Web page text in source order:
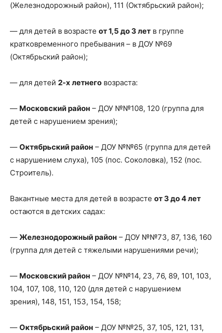
(Железнодорожный район), 111 (Октябрьский район);
— для детей в возрасте от 1,5 до 3 лет в группе
кратковременного пребывания – в ДОУ №69
(Октябрьский район);
— для детей 2-х летнего возраста:
— Московский район – ДОУ №№108, 120 (группа для
детей с нарушением зрения);
— Октябрьский район – ДОУ №№65 (группа для детей
с нарушением слуха), 105 (пос. Соколовка), 152 (пос.
Строитель).
Вакантные места для детей в возрасте от 3 до 4 лет
остаются в детских садах:
— Железнодорожный район – ДОУ №№73, 87, 136, 160
(группа для детей с тяжелыми нарушениями речи);
— Московский район – ДОУ №№14, 23, 76, 89, 101, 103,
104, 107, 108, 110, 120 (для детей с нарушением
зрения), 148, 151, 153, 154, 158;
— Октябрьский район – ДОУ №№25, 37, 105, 121, 131,